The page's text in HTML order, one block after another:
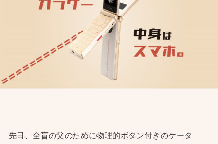
先日、全盲の父のために物理的ボタン付きのケータ